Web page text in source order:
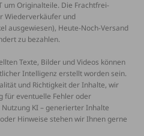
um Originalteile. Die Frachtfrei-
Wiederverkäufer und
ausgewiesen), Heute-Noch-Versand
zu bezahlen.
Texte, Bilder und Videos können
Intelligenz erstellt worden sein.
und Richtigkeit der Inhalte, wir
für eventuelle Fehler oder
KI – generierter Inhalte
Hinweise stehen wir Ihnen gerne